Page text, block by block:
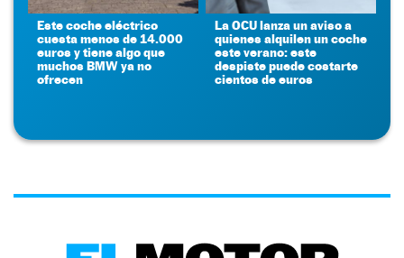
Este coche eléctrico
cuesta menos de 14.000
euros y tiene algo que
muchos BMW ya no
ofrecen
La OCU lanza un aviso a
quienes alquilen un coche
este verano: este
despiste puede costarte
cientos de euros